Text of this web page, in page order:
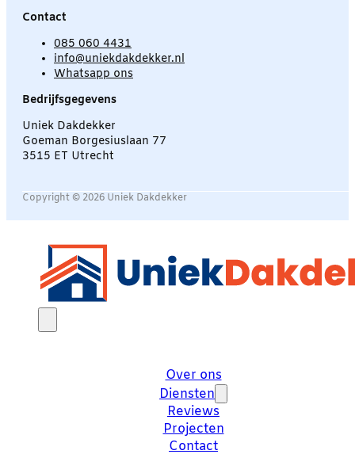
Contact
085 060 4431
info@uniekdakdekker.nl
Whatsapp ons
Bedrijfsgegevens
Uniek Dakdekker
Goeman Borgesiuslaan 77
3515 ET Utrecht
Copyright © 2026 Uniek Dakdekker
Over ons
Diensten
Reviews
Projecten
Contact